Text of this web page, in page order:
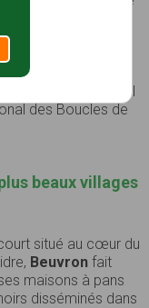
située sur la rive
au sud du pont de
de l'Eure, en
nom à la
le territoire. Il
des Boucles de
beaux villages
situé au cœur du
Beuvron fait
maisons à pans
disséminés dans